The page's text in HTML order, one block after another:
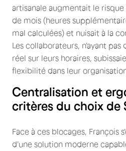
artisanale augmentait le
de mois (heures
mal calculées) et nuisait à la
Les collaborateurs, n'ayant
réel sur leurs horaires,
flexibilité dans leur
Centralisation et
critères du choix de
Face à ces blocages, François
d'une solution moderne